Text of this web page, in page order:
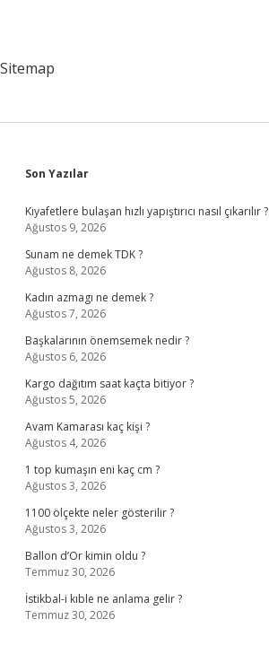
Sitemap
Sidebar
Son Yazılar
Kıyafetlere bulaşan hızlı yapıştırıcı nasıl çıkarılır ?
Ağustos 9, 2026
Sunam ne demek TDK ?
Ağustos 8, 2026
Kadın azmagı ne demek ?
Ağustos 7, 2026
Başkalarının önemsemek nedir ?
Ağustos 6, 2026
Kargo dağıtım saat kaçta bitiyor ?
Ağustos 5, 2026
Avam Kamarası kaç kişi ?
Ağustos 4, 2026
1 top kumaşın eni kaç cm ?
Ağustos 3, 2026
1100 ölçekte neler gösterilir ?
Ağustos 3, 2026
Ballon d’Or kimin oldu ?
Temmuz 30, 2026
İstikbal-i kıble ne anlama gelir ?
Temmuz 30, 2026